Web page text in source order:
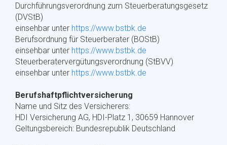
Durchführungsverordnung zum Steuerberatungsgesetz
(DVStB)
einsehbar unter https://www.bstbk.de
Berufsordnung für Steuerberater (BOStB)
einsehbar unter https://www.bstbk.de
Steuerberatervergütungsverordnung (StBVV)
einsehbar unter https://www.bstbk.de
Berufshaftpflichtversicherung
Name und Sitz des Versicherers:
HDI Versicherung AG, HDI-Platz 1, 30659 Hannover
Geltungsbereich: Bundesrepublik Deutschland